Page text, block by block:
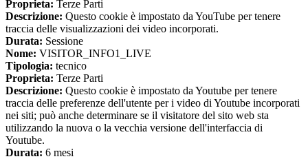
Proprieta: Terze Parti
Descrizione: Questo cookie è impostato da YouTube per tenere
traccia delle visualizzazioni dei video incorporati.
Durata: Sessione
Nome: VISITOR_INFO1_LIVE
Tipologia: tecnico
Proprieta: Terze Parti
Descrizione: Questo cookie è impostato da Youtube per tenere
traccia delle preferenze dell'utente per i video di Youtube incorporati
nei siti; può anche determinare se il visitatore del sito web sta
utilizzando la nuova o la vecchia versione dell'interfaccia di
Youtube.
Durata: 6 mesi